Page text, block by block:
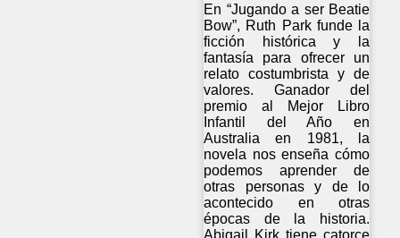
En “Jugando a ser Beatie
Bow”, Ruth Park funde la
ficción histórica y la
fantasía para ofrecer un
relato costumbrista y de
valores. Ganador del
premio al Mejor Libro
Infantil del Año en
Australia en 1981, la
novela nos enseña cómo
podemos aprender de
otras personas y de lo
acontecido en otras
épocas de la historia.
Abigail Kirk tiene catorce